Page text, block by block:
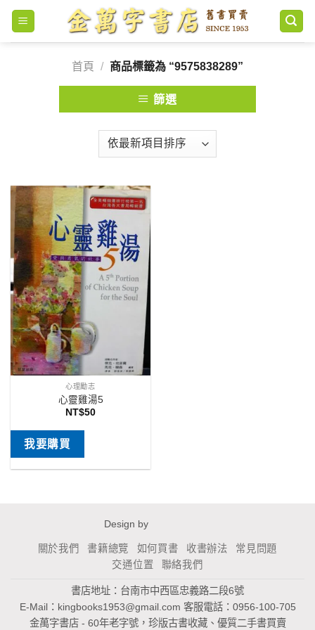
Skip
content
首頁
/ 商品標籤為 “9575838289”
篩選
心理勵志
心靈雞湯5
NT$50
我要購買
Design by
關於我們 書籍總覽 如何買書 收書辦法
常見問題
交通位置
聯絡我們
書店地址：台南市中西區忠義路二段6號
E-Mail： kingbooks1953@gmail.com 客服電話：0956-100-705
金萬字書店 - 60年老字號，珍版古書收藏、優質二手書買賣